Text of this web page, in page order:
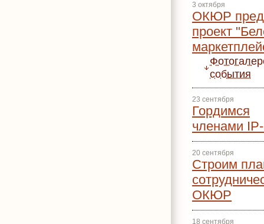
3 октября
ОКЮР
проект
события
23 сентября
Гордимся
членами
20 сентября
Строим
ОКЮР
18 сентября